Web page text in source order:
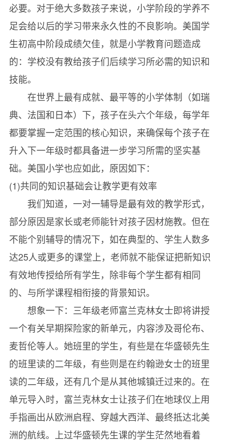
必要。对于绝大多数孩子来说，小学阶段的学养不
足会给以后的学习带来永久性的不良影响。美国学
生初高中阶段成绩欠佳，就是小学教育问题造成
的：学校没有教给孩子们后续学习所必需的知识和
技能。
在世界上最有成就、最平等的小学体制（如瑞
典、法国和日本）下，孩子在头六个年级，每学年
都要掌握一定范围的核心知识，来确保每个孩子在
升入下一年级时都具备进一步学习所需的坚实基
础。美国小学也应如此，原因如下：
(1)共同的知识基础会让教学更有效率
我们知道，一对一辅导是最有效的教学形式，
部分原因是家长或老师能针对孩子因材施教。但在
不能个别辅导的情况下，如在典型的、学生人数多
达25人或更多的课堂上，老师就不能保证把新知识
有效地传授给所有学生，除非每个学生都有相同
的、与所学课程相衔接的背景知识。
想象一下：三年级老师富兰克林女士即将讲授
一个有关早期探险家的新单元，内容涉及哥伦布、
麦哲伦等人。她班里的学生，有些是在华盛顿先生
的班里读的二年级，有些则是在约翰逊女士的班里
读的二年级，还有几个是从其他城镇迁过来的。在
单元导入时，富兰克林女士让孩子们在地球仪上用
手指画出从欧洲启程、穿越大西洋、最终抵达北美
洲的航线。上过华盛顿先生课的学生茫然地看着